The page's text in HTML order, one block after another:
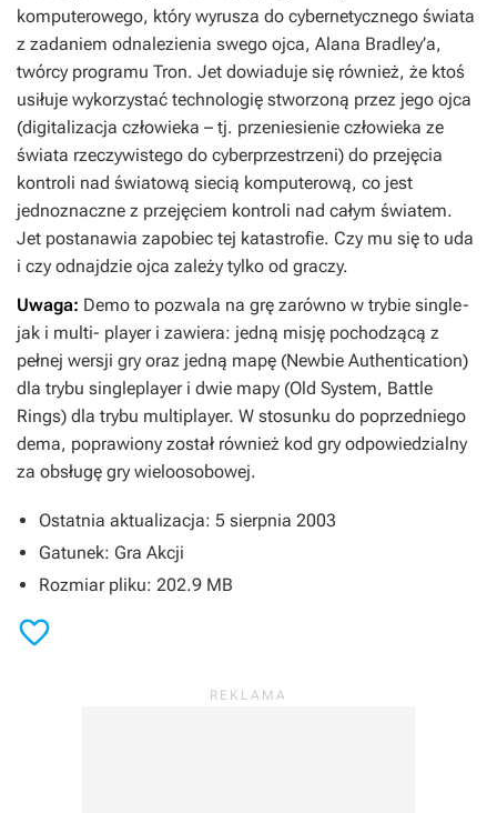
komputerowego, który wyrusza do cybernetycznego świata
z zadaniem odnalezienia swego ojca, Alana Bradley’a,
twórcy programu Tron. Jet dowiaduje się również, że ktoś
usiłuje wykorzystać technologię stworzoną przez jego ojca
(digitalizacja człowieka – tj. przeniesienie człowieka ze
świata rzeczywistego do cyberprzestrzeni) do przejęcia
kontroli nad światową siecią komputerową, co jest
jednoznaczne z przejęciem kontroli nad całym światem.
Jet postanawia zapobiec tej katastrofie. Czy mu się to uda
i czy odnajdzie ojca zależy tylko od graczy.
Uwaga: Demo to pozwala na grę zarówno w trybie single-
jak i multi- player i zawiera: jedną misję pochodzącą z
pełnej wersji gry oraz jedną mapę (Newbie Authentication)
dla trybu singleplayer i dwie mapy (Old System, Battle
Rings) dla trybu multiplayer. W stosunku do poprzedniego
dema, poprawiony został również kod gry odpowiedzialny
za obsługę gry wieloosobowej.
Ostatnia aktualizacja: 5 sierpnia 2003
Gatunek: Gra Akcji
Rozmiar pliku: 202.9 MB
